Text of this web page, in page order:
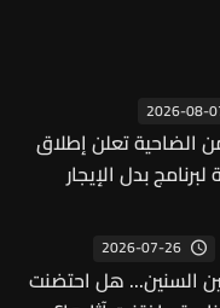
2026-08-
الضاحية تعلن إطلاق
لبرنامج بدل الإيجار
2026-07-26
السنين... هل احتضنت